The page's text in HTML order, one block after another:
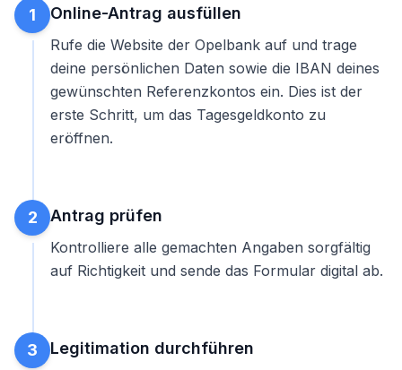
1 Online-Antrag ausfüllen
Rufe die Website der Opelbank auf und trage
deine persönlichen Daten sowie die IBAN deines
gewünschten Referenzkontos ein. Dies ist der
erste Schritt, um das Tagesgeldkonto zu
eröffnen.
2 Antrag prüfen
Kontrolliere alle gemachten Angaben sorgfältig
auf Richtigkeit und sende das Formular digital ab.
3 Legitimation durchführen